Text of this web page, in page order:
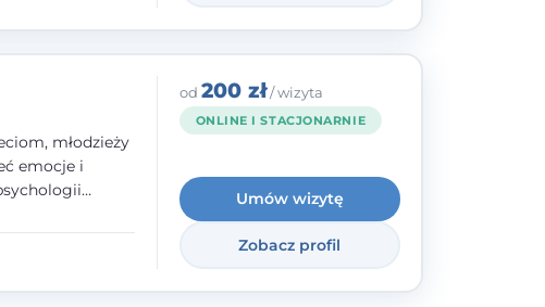
młodzieży
emocje i
nauczyły mnie
seksuologa
od 200 zł/ wizyta
ONLINE I STACJONARNIE
Umów wizytę
Zobacz profil